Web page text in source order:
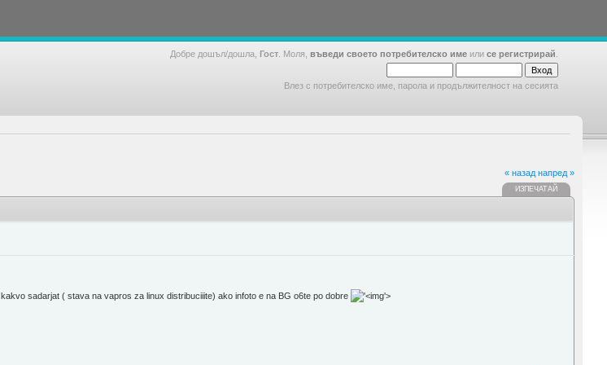
Добре дошъл/дошла, Гост . Моля, въведи своето потребителско име или се регистрирай
Влез с потребителско име, парола и продължителност на сесията
« назад напред »
ИЗПЕЧАТАЙ
sadarjat ( stava na vapros za linux distribuciiite) ako infoto e na BG o6te po dobre
'>